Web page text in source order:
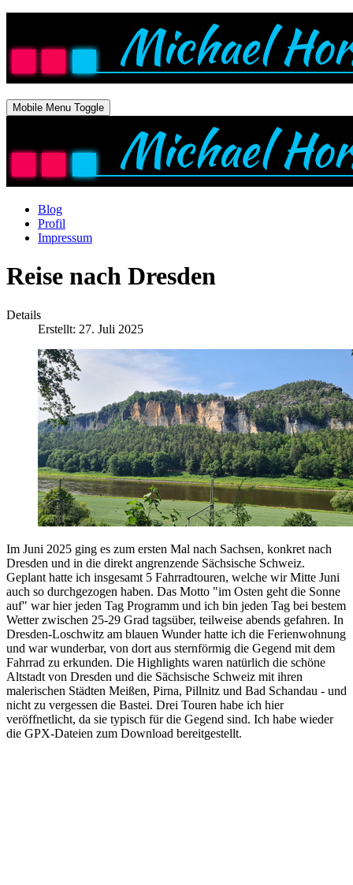
Mobile Menu Toggle
Blog
Profil
Impressum
Reise nach Dresden
Details
Erstellt: 27. Juli 2025
Im Juni 2025 ging es zum ersten Mal nach Sachsen, konkret nach
Dresden und in die direkt angrenzende Sächsische Schweiz.
Geplant hatte ich insgesamt 5 Fahrradtouren, welche wir Mitte Juni
auch so durchgezogen haben. Das Motto "im Osten geht die Sonne
auf" war hier jeden Tag Programm und ich bin jeden Tag bei bestem
Wetter zwischen 25-29 Grad tagsüber, teilweise abends gefahren. In
Dresden-Loschwitz am blauen Wunder hatte ich die Ferienwohnung
und war wunderbar, von dort aus sternförmig die Gegend mit dem
Fahrrad zu erkunden. Die Highlights waren natürlich die schöne
Altstadt von Dresden und die Sächsische Schweiz mit ihren
malerischen Städten Meißen, Pirna, Pillnitz und Bad Schandau - und
nicht zu vergessen die Bastei. Drei Touren habe ich hier
veröffnetlicht, da sie typisch für die Gegend sind. Ich habe wieder
die GPX-Dateien zum Download bereitgestellt.